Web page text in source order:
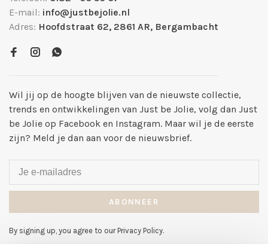
E-mail: info@justbejolie.nl
Adres: Hoofdstraat 62, 2861 AR, Bergambacht
Wil jij op de hoogte blijven van de nieuwste collectie,
trends en ontwikkelingen van Just be Jolie, volg dan Just
be Jolie op Facebook en Instagram. Maar wil je de eerste
zijn? Meld je dan aan voor de nieuwsbrief.
ABONNEER
By signing up, you agree to our Privacy Policy.